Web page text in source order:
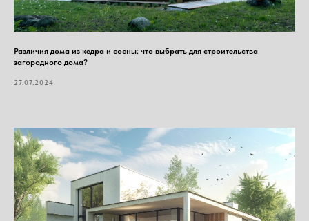
Различия дома из кедра и сосны: что выбрать для строительства
загородного дома?
27.07.2024